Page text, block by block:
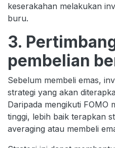
keserakahan melakukan
buru.
3.
pembelian
Sebelum membeli emas,
strategi yang akan
Daripada mengikuti FOMO
tinggi, lebih baik terapkan
averaging atau membeli